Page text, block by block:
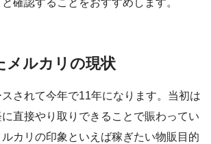
メルカリの現状
されて今年で11年になります。当初は
直接やり取りできることで賑わってい
カリの印象といえば稼ぎたい物販目的